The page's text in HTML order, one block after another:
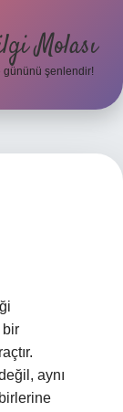
Molası
gününü şenlendir!
bir
aynı